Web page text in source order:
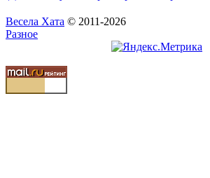
Весела Хата © 2011-2026
Разное